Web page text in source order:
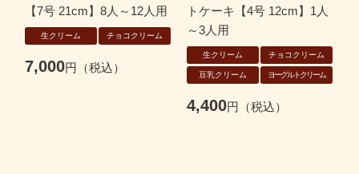
【7号 21cm】8人～12人用
生クリーム チョコクリーム
7,000
トケーキ【4号 12cm】1人
～3人用
生クリーム チョコクリーム
豆乳クリーム ヨーグルトクリーム
4,400